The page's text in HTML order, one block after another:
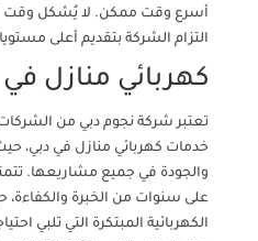
أسرع وقت ممكن. لا يُشكل وقت
التزام الشركة بتقديم أعلى
كهربائي منازل
تعتبر شركة نجوم دبي من الشركات
خدمات كهربائي منازل في دبي،
والجودة في جميع مشاريعها.
على سنوات من الخبرة
الكهربائية المبتكرة التي تلبي